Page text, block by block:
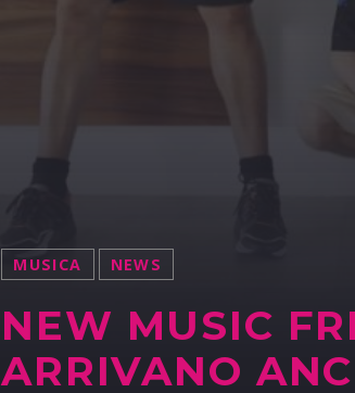
MUSICA NEWS
NEW MUSIC
ARRIVANO